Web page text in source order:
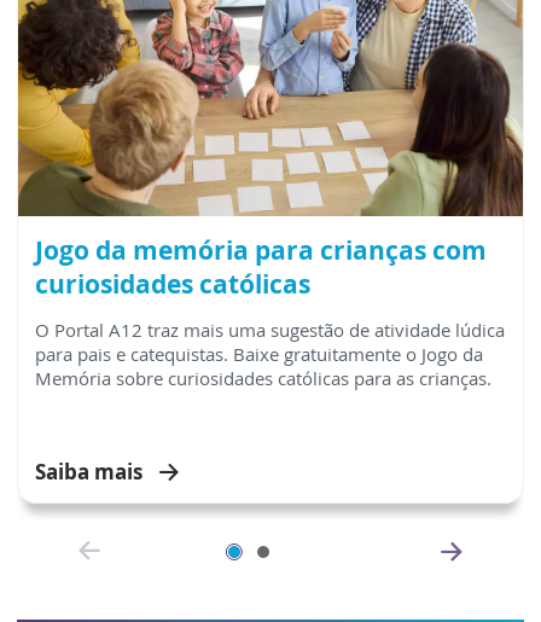
Jogo da memória para crianças com
curiosidades católicas
O Portal A12 traz mais uma sugestão de atividade lúdica
para pais e catequistas. Baixe gratuitamente o Jogo da
Memória sobre curiosidades católicas para as crianças.
Saiba mais